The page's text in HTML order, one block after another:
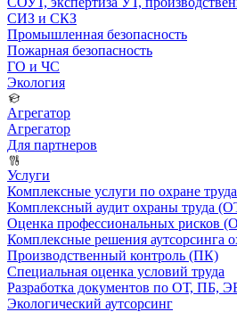
СИЗ и СКЗ
Промышленная безопасность
Пожарная безопасность
ГО и ЧС
Экология
Агрегатор
Агрегатор
Для партнеров
Услуги
Комплексные услуги по охране
Комплексный аудит охраны труда
Оценка профессиональных рисков
Комплексные решения аутсорсинга
Производственный контроль (ПК)
Специальная оценка условий труда
Разработка документов по ОТ, ПБ,
Экологический аутсорсинг